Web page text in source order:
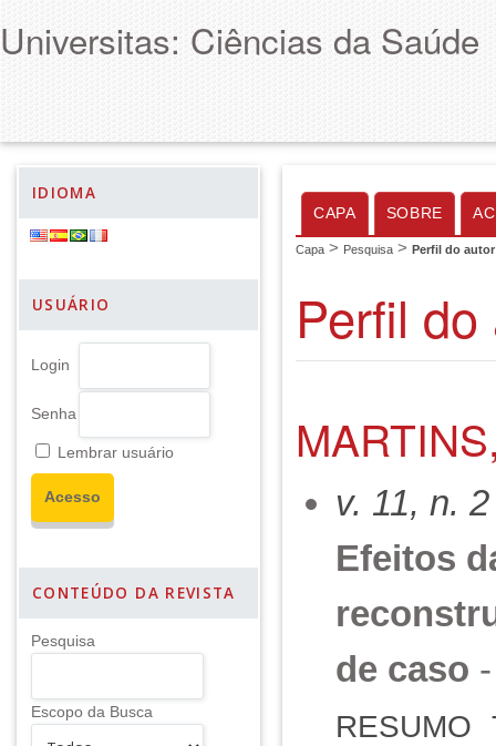
Universitas: Ciências da Saúde
IDIOMA
USUÁRIO
Login
Senha
Lembrar usuário
CONTEÚDO DA REVISTA
Pesquisa
Escopo da Busca
CAPA SOBRE
Capa > Pesquisa > Perfil do autor
Perfil
v. 11, n.
Efeitos
de caso
RESUMO